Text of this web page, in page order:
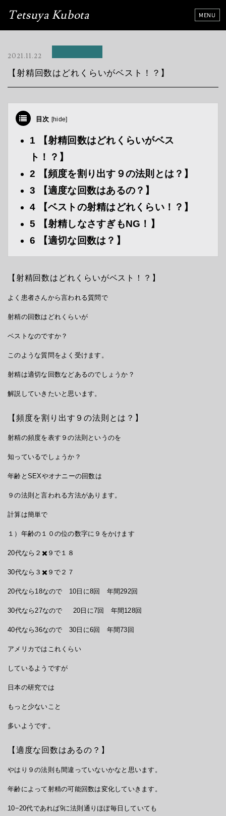
Tetsuya Kubota
2021.11.22
【射精回数はどれくらいがベスト！？】
目次 [hide]
1 【射精回数はどれくらいがベス
ト！？】
2 【頻度を割り出す９の法則とは？】
3 【適度な回数はあるの？】
4 【ベストの射精はどれくらい！？】
5 【射精しなさすぎもNG！】
6 【適切な回数は？】
【射精回数はどれくらいがベスト！？】
よく患者さんから言われる質問で
射精の回数はどれくらいが
ベストなのですか？
このような質問をよく受けます。
射精は適切な回数などあるのでしょうか？
解説していきたいと思います。
【頻度を割り出す９の法則とは？】
射精の頻度を表す９の法則というのを
知っているでしょうか？
年齢とSEXやオナニーの回数は
９の法則と言われる方法があります。
計算は簡単で
１）年齢の１０の位の数字に９をかけます
20代なら２✖️９で１８
30代なら３✖️９で２７
20代なら18なので 10日に8回 年間292回
30代なら27なので 20日に7回 年間128回
40代なら36なので 30日に6回 年間73回
アメリカではこれくらい
しているようですが
日本の研究では
もっと少ないこと
多いようです。
【適度な回数はあるの？】
やはり９の法則も間違っていないかなと思います。
年齢によって射精の可能回数は変化していきます。
10−20代であれば9に法則通りほぼ毎日していても